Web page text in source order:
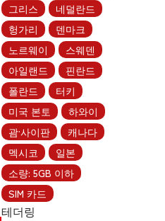
그리스
네덜란드
헝가리
덴마크
노르웨이
스웨덴
아일랜드
핀란드
폴란드
터키
미국 본토
하와이
괌·사이판
캐나다
멕시코
일본
소량: 5GB 이하
SIM 카드
테더링